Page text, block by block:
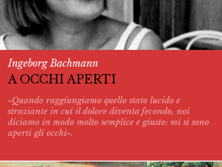
Ingeborg Bachmann
A OCCHI APERTI
«Quando raggiungiamo quello stato lucido e
straziante in cui il dolore diventa fecondo, noi
diciamo in modo molto semplice e giusto: mi si sono
aperti gli occhi».